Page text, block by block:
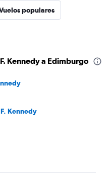
populares
Kennedy a Edimburgo
Kennedy